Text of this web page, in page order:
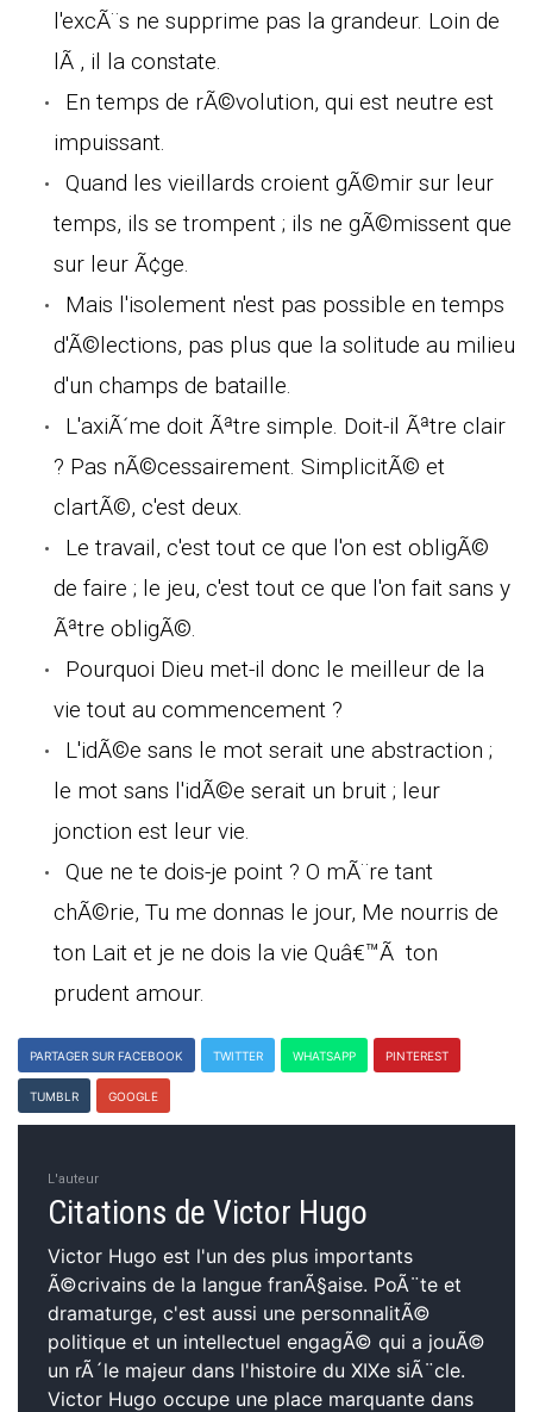
l'excÃ¨s ne supprime pas la grandeur. Loin de
lÃ , il la constate.
En temps de rÃ©volution, qui est neutre est
impuissant.
Quand les vieillards croient gÃ©mir sur leur
temps, ils se trompent ; ils ne gÃ©missent que
sur leur Ã¢ge.
Mais l'isolement n'est pas possible en temps
d'Ã©lections, pas plus que la solitude au milieu
d'un champs de bataille.
L'axiÃ´me doit Ãªtre simple. Doit-il Ãªtre clair
? Pas nÃ©cessairement. SimplicitÃ© et
clartÃ©, c'est deux.
Le travail, c'est tout ce que l'on est obligÃ©
de faire ; le jeu, c'est tout ce que l'on fait sans y
Ãªtre obligÃ©.
Pourquoi Dieu met-il donc le meilleur de la
vie tout au commencement ?
L'idÃ©e sans le mot serait une abstraction ;
le mot sans l'idÃ©e serait un bruit ; leur
jonction est leur vie.
Que ne te dois-je point ? O mÃ¨re tant
chÃ©rie, Tu me donnas le jour, Me nourris de
ton Lait et je ne dois la vie Quâ€™Ã ton
prudent amour.
PARTAGER SUR FACEBOOK TWITTER WHATSAPP PINTEREST
TUMBLR GOOGLE
L'auteur
Citations de Victor Hugo
Victor Hugo est l'un des plus importants
Ã©crivains de la langue franÃ§aise. PoÃ¨te et
dramaturge, c'est aussi une personnalitÃ©
politique et un intellectuel engagÃ© qui a jouÃ©
un rÃ´le majeur dans l'histoire du XIXe siÃ¨cle.
Victor Hugo occupe une place marquante dans